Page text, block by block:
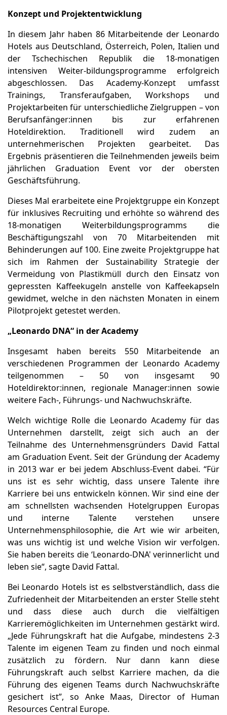
Konzept und Projektentwicklung
In diesem Jahr haben 86 Mitarbeitende der Leonardo
Hotels aus Deutschland, Österreich, Polen, Italien und
der Tschechischen Republik die 18-monatigen
intensiven Weiter-bildungsprogramme erfolgreich
abgeschlossen. Das Academy-Konzept umfasst
Trainings, Transferaufgaben, Workshops und
Projektarbeiten für unterschiedliche Zielgruppen – von
Berufsanfänger:innen bis zur erfahrenen
Hoteldirektion. Traditionell wird zudem an
unternehmerischen Projekten gearbeitet. Das
Ergebnis präsentieren die Teilnehmenden jeweils beim
jährlichen Graduation Event vor der obersten
Geschäftsführung.
Dieses Mal erarbeitete eine Projektgruppe ein Konzept
für inklusives Recruiting und erhöhte so während des
18-monatigen Weiterbildungsprogramms die
Beschäftigungszahl von 70 Mitarbeitenden mit
Behinderungen auf 100. Eine zweite Projektgruppe hat
sich im Rahmen der Sustainability Strategie der
Vermeidung von Plastikmüll durch den Einsatz von
gepressten Kaffeekugeln anstelle von Kaffeekapseln
gewidmet, welche in den nächsten Monaten in einem
Pilotprojekt getestet werden.
„Leonardo DNA“ in der Academy
Insgesamt haben bereits 550 Mitarbeitende an
verschiedenen Programmen der Leonardo Academy
teilgenommen – 50 von insgesamt 90
Hoteldirektor:innen, regionale Manager:innen sowie
weitere Fach-, Führungs- und Nachwuchskräfte.
Welch wichtige Rolle die Leonardo Academy für das
Unternehmen darstellt, zeigt sich auch an der
Teilnahme des Unternehmensgründers David Fattal
am Graduation Event. Seit der Gründung der Academy
in 2013 war er bei jedem Abschluss-Event dabei. “Für
uns ist es sehr wichtig, dass unsere Talente ihre
Karriere bei uns entwickeln können. Wir sind eine der
am schnellsten wachsenden Hotelgruppen Europas
und interne Talente verstehen unsere
Unternehmensphilosophie, die Art wie wir arbeiten,
was uns wichtig ist und welche Vision wir verfolgen.
Sie haben bereits die ‘Leonardo-DNA' verinnerlicht und
leben sie“, sagte David Fattal.
Bei Leonardo Hotels ist es selbstverständlich, dass die
Zufriedenheit der Mitarbeitenden an erster Stelle steht
und dass diese auch durch die vielfältigen
Karrieremöglichkeiten im Unternehmen gestärkt wird.
„Jede Führungskraft hat die Aufgabe, mindestens 2-3
Talente im eigenen Team zu finden und noch einmal
zusätzlich zu fördern. Nur dann kann diese
Führungskraft auch selbst Karriere machen, da die
Führung des eigenen Teams durch Nachwuchskräfte
gesichert ist”, so Anke Maas, Director of Human
Resources Central Europe.